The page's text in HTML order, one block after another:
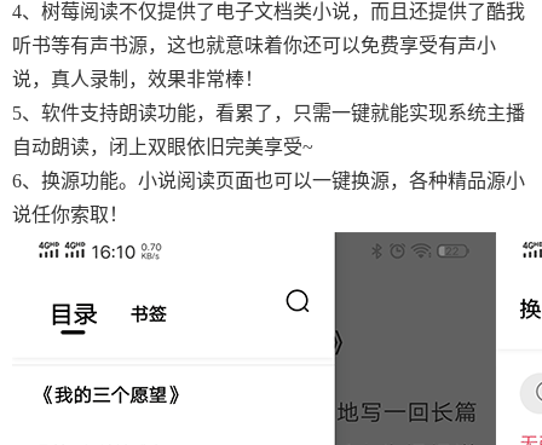
4、树莓阅读不仅提供了电子文档类小说，而且还提供了酷我
听书等有声书源，这也就意味着你还可以免费享受有声小
说，真人录制，效果非常棒！
5、软件支持朗读功能，看累了，只需一键就能实现系统主播
自动朗读，闭上双眼依旧完美享受~
6、换源功能。小说阅读页面也可以一键换源，各种精品源小
说任你索取！